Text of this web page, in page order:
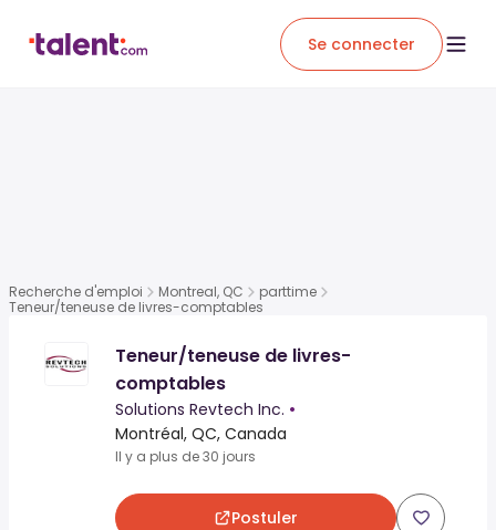
Se connecter
Recherche d'emploi Montreal, QC
parttime
Teneur/teneuse de livres-comptables
Teneur/teneuse de livres-
comptables
Solutions Revtech Inc. •
Montréal, QC, Canada
Il y a plus de 30 jours
Postuler